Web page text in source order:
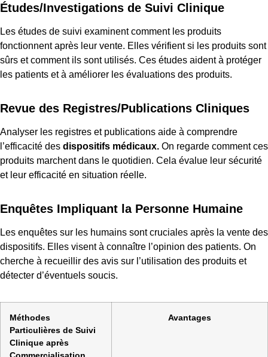
Études/Investigations de Suivi Clinique
Les études de suivi examinent comment les produits
fonctionnent après leur vente. Elles vérifient si les produits sont
sûrs et comment ils sont utilisés. Ces études aident à protéger
les patients et à améliorer les évaluations des produits.
Revue des Registres/Publications Cliniques
Analyser les registres et publications aide à comprendre
l’efficacité des dispositifs médicaux. On regarde comment ces
produits marchent dans le quotidien. Cela évalue leur sécurité
et leur efficacité en situation réelle.
Enquêtes Impliquant la Personne Humaine
Les enquêtes sur les humains sont cruciales après la vente des
dispositifs. Elles visent à connaître l’opinion des patients. On
cherche à recueillir des avis sur l’utilisation des produits et
détecter d’éventuels soucis.
Méthodes
Particulières de Suivi
Clinique après
Avantages